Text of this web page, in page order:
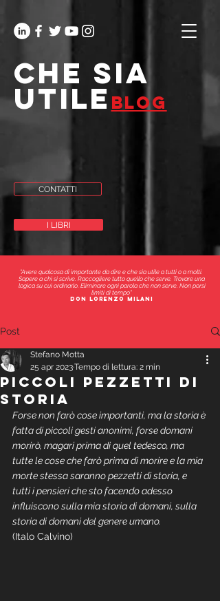
che sia
utile blog
CONTATTI
I LIBRI
"Avere qualcosa di importante da dire e che sia utile a tutti o a molti.
Sapere a chi si scrive. Raccogliere tutto quello che serve. Trovare una
logica su cui ordinarlo. Eliminare ogni parola che non serve. Non porsi
limiti di tempo"
don lorenzo milani
Post
PICCOLI PEZZETTI DI
STORIA
Stefano Motta
25 apr 2023Tempo di lettura: 2 min
Forse non farò cose importanti, ma la storia è
fatta di piccoli gesti anonimi, forse domani
morirò, magari prima di quel tedesco, ma
tutte le cose che farò prima di morire e la mia
morte stessa saranno pezzetti di storia, e
tutti i pensieri che sto facendo adesso
influiscono sulla mia storia di domani, sulla
storia di domani del genere umano.
(Italo Calvino)